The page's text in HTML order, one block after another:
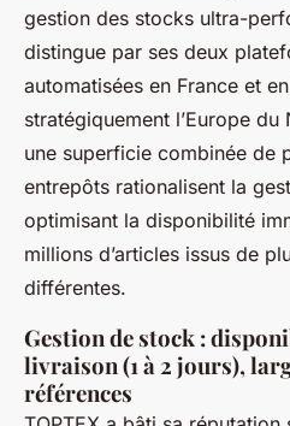
gestion des stocks ultra-
distingue par ses deux
automatisées en France et
stratégiquement l’Europe
une superficie combinée de
entrepôts rationalisent la
optimisant la disponibilité
millions d’articles issus de
différentes.
Gestion de stock :
livraison (1 à 2 jours),
références